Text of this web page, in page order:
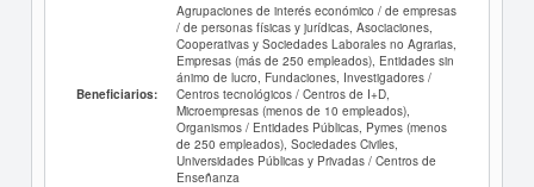
Beneficiarios:
Agrupaciones de interés económico / de empresas
/ de personas físicas y jurídicas, Asociaciones,
Cooperativas y Sociedades Laborales no Agrarias,
Empresas (más de 250 empleados), Entidades sin
ánimo de lucro, Fundaciones, Investigadores /
Centros tecnológicos / Centros de I+D,
Microempresas (menos de 10 empleados),
Organismos / Entidades Públicas, Pymes (menos
de 250 empleados), Sociedades Civiles,
Universidades Públicas y Privadas / Centros de
Enseñanza